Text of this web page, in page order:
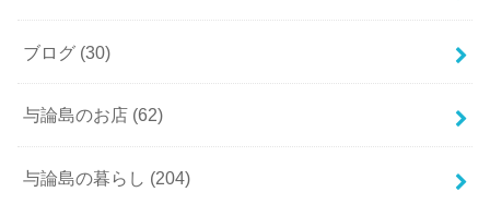
ブログ (30)
与論島のお店 (62)
与論島の暮らし (204)